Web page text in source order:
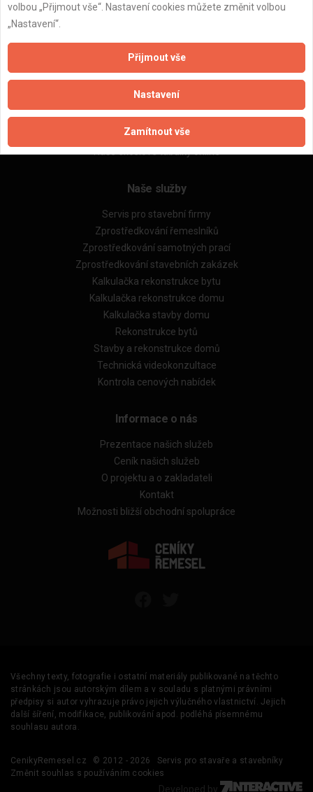
Naše firmy a řemeslníci
Obchodní podmínky (zprostředkování)
Obchodní podmínky (rozpočtování)
Reference
Naše služby
Servis pro stavební firmy
Zprostředkování řemeslníků
Zprostředkování samotných prací
Zprostředkování stavebních zakázek
Kalkulačka rekonstrukce bytu
Kalkulačka rekonstrukce domu
Kalkulačka stavby domu
Rekonstrukce bytů
Stavby a rekonstrukce domů
Technická videokonzultace
Kontrola cenových nabídek
Informace o nás
Prezentace našich služeb
Ceník našich služeb
O projektu a o zakladateli
Kontakt
Možnosti bližší obchodní spolupráce
Všechny texty, fotografie i ostatní materiály publikované na těchto
stránkách jsou autorským dílem a v souladu s platnými právními
předpisy si autor vyhrazuje právo jejich výlučného vlastnictví. Jejich
další šíření, modifikace, publikování apod. podléhá písemnému
souhlasu autora.
CenikyRemesel.cz © 2012 - 2026
Servis pro stavaře a stavebníky
Změnit souhlas s používáním cookies
Developed by
volbou „Přijmout vše“. Nastavení cookies můžete změnit volbou
„Nastavení“.
Přijmout vše
Nastavení
Zamítnout vše